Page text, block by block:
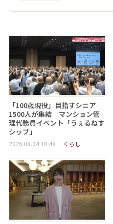
「100歳現役」目指すシニア
1500人が集結 マンション管
理代務員イベント「うぇるねす
シップ」
2026.08.04 10:48 くらし